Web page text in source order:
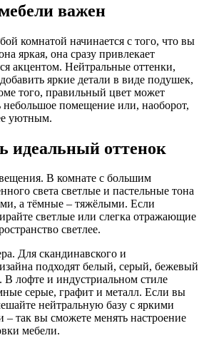
важен
комнатой начинается с того, что вы
яркая, она сразу привлекает
акцентом. Нейтральные оттенки,
яркие детали в виде подушек,
того, правильный цвет может
небольшое помещение или, наоборот,
уютным.
идеальный оттенок
В комнате с большим
света светлые и пастельные тона
а тёмные – тяжёлыми. Если
светлые или слегка отражающие
светлее.
Для скандинавского и
подходят белый, серый, бежевый
В лофте и индустриальном стиле
серые, графит и металл. Если вы
нейтральную базу с яркими
– так вы сможете менять настроение
мебели.